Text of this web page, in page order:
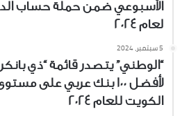
الأسبوعي ضمن حملة حساب
لعام 2024
5 سبتمبر، 2024
“الوطني” يتصدر قائمة “ذي
لأفضل 100 بنك عربي على
الكويت للعام 2024